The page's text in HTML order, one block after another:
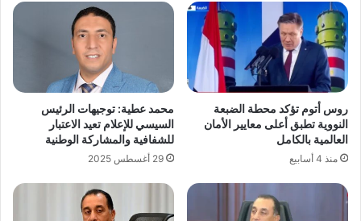
روس أتوم تؤكد محطة الضبعة
النووية تطبق أعلى معايير الأمان
العالمية بالكامل
منذ 4 أسابيع
محمد عطية: توجيهات الرئيس
السيسي للإعلام تعيد الاعتبار
للشفافية والمشاركة الوطنية
29 أغسطس 2025